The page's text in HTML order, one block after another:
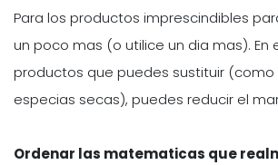
Para los productos imprescindibles
un poco mas (o utilice un dia mas). En
productos que puedes sustituir (como
especias secas), puedes reducir el
Ordenar las matematicas que